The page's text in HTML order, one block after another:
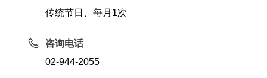
传统节日、每月1次
咨询电话
02-944-2055